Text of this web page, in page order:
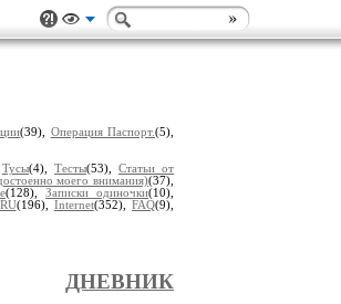
(39), Операция Паспорт.(5),
Тусы(4), Тесты(53), Статьи от
моего внимания)(37),
(128), Записки одиночки(10),
(196), Internet(352), FAQ(9),
ДНЕВНИК